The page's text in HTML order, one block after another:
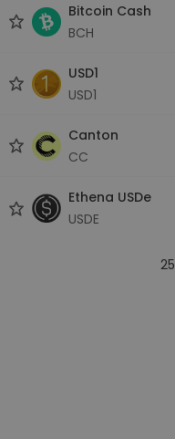
Bitcoin Cash
BCH
USD1
USD1
Canton
CC
Ethena USDe
USDE
25